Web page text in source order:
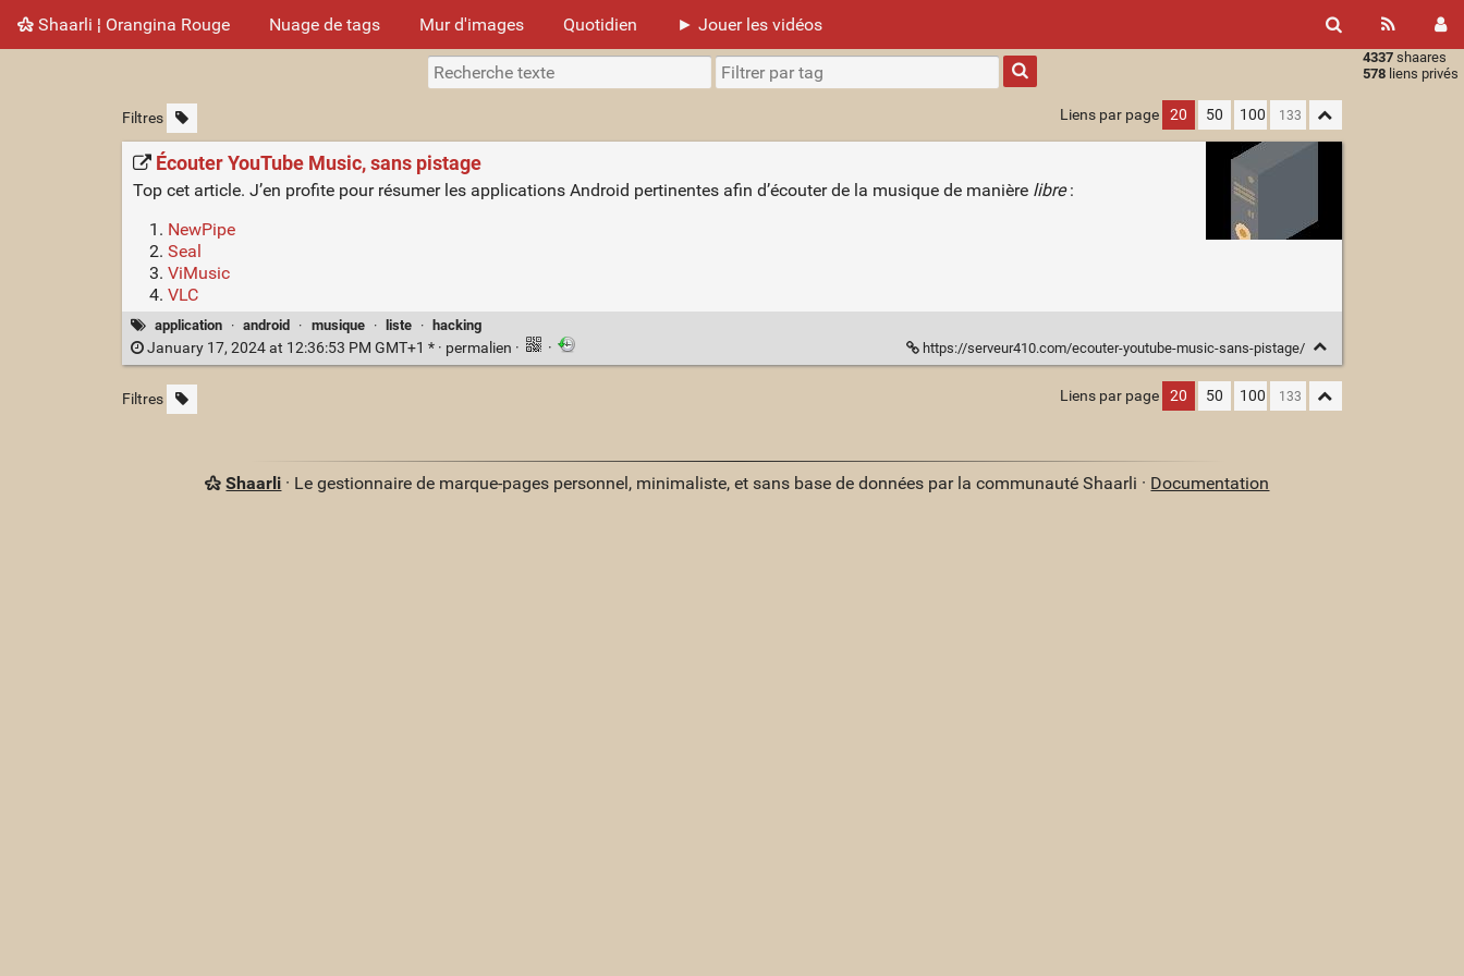
Shaarli ¦ Orangina Rouge Nuage de tags Mur d'images Quotidien ► Jouer les vidéos
4337 shaares
578 liens privés
Type 1 or
more
characters
results.
Filtres Liens par page 20 50 100
Écouter YouTube Music, sans pistage
Top cet article. J’en profite pour résumer les applications Android pertinentes afin d’écouter de la musique de manière libre:
NewPipe
Seal
ViMusic
VLC
application · android · musique · liste · hacking
January 17, 2024 at 12:36:53 PM GMT+1 * · permalien · · https://serveur410.com/ecouter-youtube-music-sans-pistage/
Filtres Liens par page 20 50 100
Shaarli · Le gestionnaire de marque-pages personnel, minimaliste, et sans base de données par la communauté Shaarli · Documentation